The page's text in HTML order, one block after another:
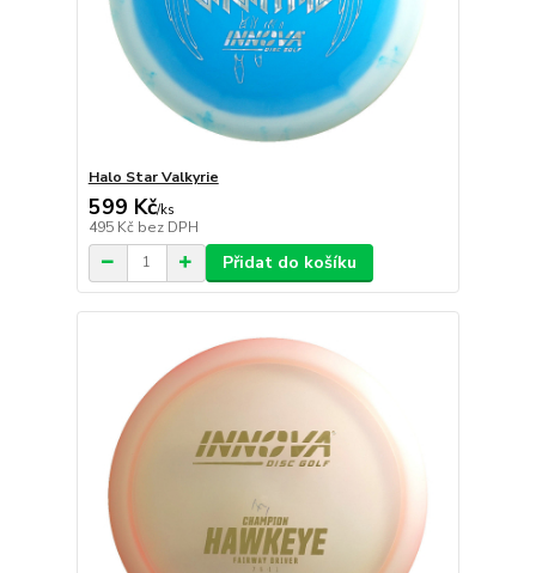
Halo Star Valkyrie
599 Kč/ks
495 Kč bez DPH
Přidat do košíku